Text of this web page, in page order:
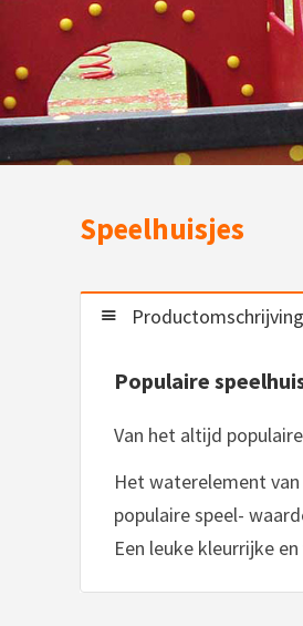
Speelhuisjes
Productomschrijving
Populaire
Van het altijd
Het waterelement
populaire speel-
Een leuke kleurrijke